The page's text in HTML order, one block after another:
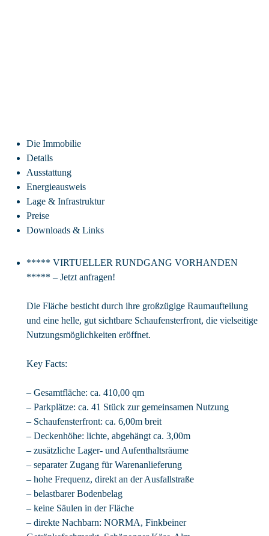
Die Immobilie
Details
Ausstattung
Energieausweis
Lage & Infrastruktur
Preise
Downloads & Links
***** VIRTUELLER RUNDGANG VORHANDEN
***** – Jetzt anfragen!
Die Fläche besticht durch ihre großzügige Raumaufteilung
und eine helle, gut sichtbare Schaufensterfront, die vielseitige
Nutzungsmöglichkeiten eröffnet.
Key Facts:
– Gesamtfläche: ca. 410,00 qm
– Parkplätze: ca. 41 Stück zur gemeinsamen Nutzung
– Schaufensterfront: ca. 6,00m breit
– Deckenhöhe: lichte, abgehängt ca. 3,00m
– zusätzliche Lager- und Aufenthaltsräume
– separater Zugang für Warenanlieferung
– hohe Frequenz, direkt an der Ausfallstraße
– belastbarer Bodenbelag
– keine Säulen in der Fläche
– direkte Nachbarn: NORMA, Finkbeiner